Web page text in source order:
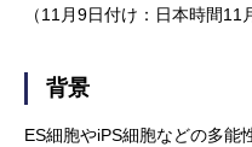
（11月9日付け：日本時間11
背景
ES細胞やiPS細胞などの多能